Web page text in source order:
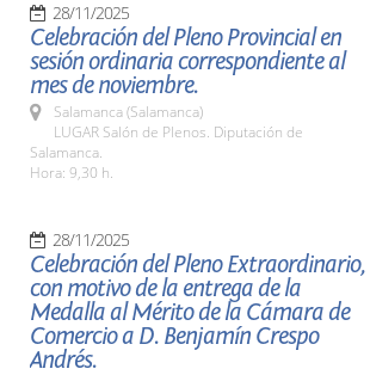
28/11/2025
Celebración del Pleno Provincial en
sesión ordinaria correspondiente al
mes de noviembre.
Salamanca (Salamanca)
LUGAR Salón de Plenos. Diputación de
Salamanca.
Hora: 9,30 h.
28/11/2025
Celebración del Pleno Extraordinario,
con motivo de la entrega de la
Medalla al Mérito de la Cámara de
Comercio a D. Benjamín Crespo
Andrés.